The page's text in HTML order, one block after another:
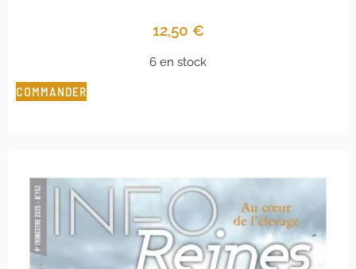
12,50 €
6 en stock
COMMANDER